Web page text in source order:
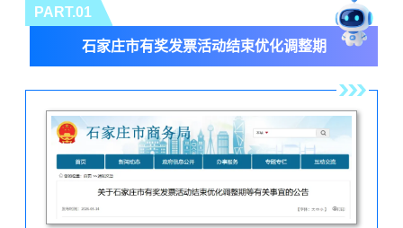
PART.01
石家庄市有奖发票活动结束优化调整期